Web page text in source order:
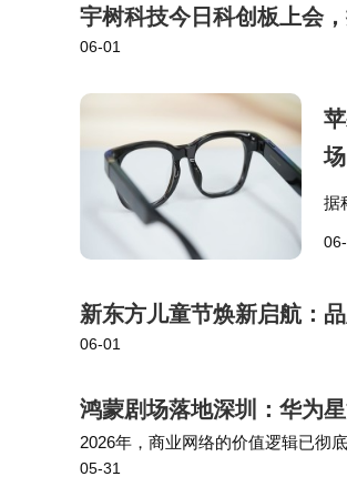
宇树科技今日科创板上会
06-01
场
据
新东方儿童节焕新启航：
06-01
鸿蒙剧场落地深圳：华为
2026年，商业网络的价值逻辑已彻
价值升级为智能、协同、安全，比
05-31